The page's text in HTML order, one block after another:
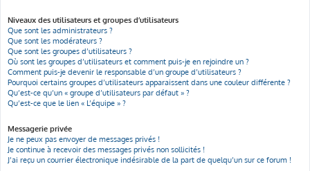
Niveaux des utilisateurs et groupes d’utilisateurs
Que sont les administrateurs ?
Que sont les modérateurs ?
Que sont les groupes d’utilisateurs ?
Où sont les groupes d’utilisateurs et comment puis-je en rejoindre un ?
Comment puis-je devenir le responsable d’un groupe d’utilisateurs ?
Pourquoi certains groupes d’utilisateurs apparaissent dans une couleur différente ?
Qu’est-ce qu’un « groupe d’utilisateurs par défaut » ?
Qu’est-ce que le lien « L’équipe » ?
Messagerie privée
Je ne peux pas envoyer de messages privés !
Je continue à recevoir des messages privés non sollicités !
J’ai reçu un courrier électronique indésirable de la part de quelqu’un sur ce forum !